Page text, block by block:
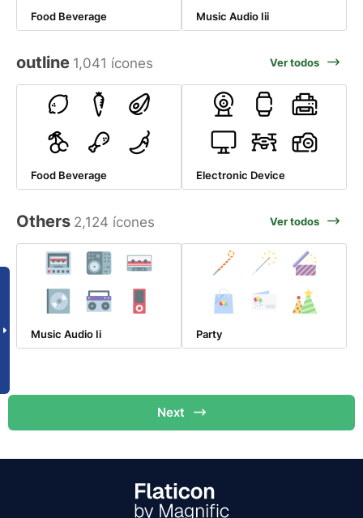
Food Beverage Music Audio Iii
outline 1,041 ícones Ver todos
Food Beverage Electronic Device
Others 2,124 ícones Ver todos
Music Audio Ii Party
Next